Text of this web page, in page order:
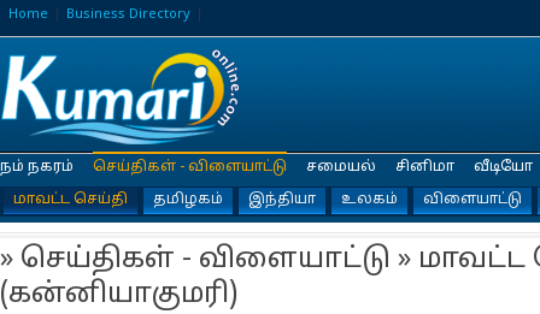
Home Business Directory
நம் நகரம்
செய்திகள் - விளையாட்டு
மாவட்ட செய்தி
தமிழகம் இந்தியா உலகம் விளையாட்டு
சமையல் சினிமா வீடியோ
» செய்திகள் - விளையாட்டு » மாவட்ட
(கன்னியாகுமரி)